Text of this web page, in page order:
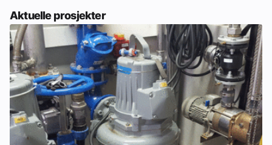
Aktuelle prosjekter